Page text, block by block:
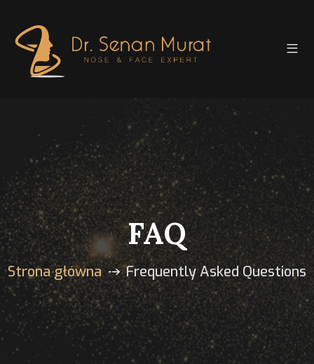
FAQ
Strona główna Frequently Asked Questions